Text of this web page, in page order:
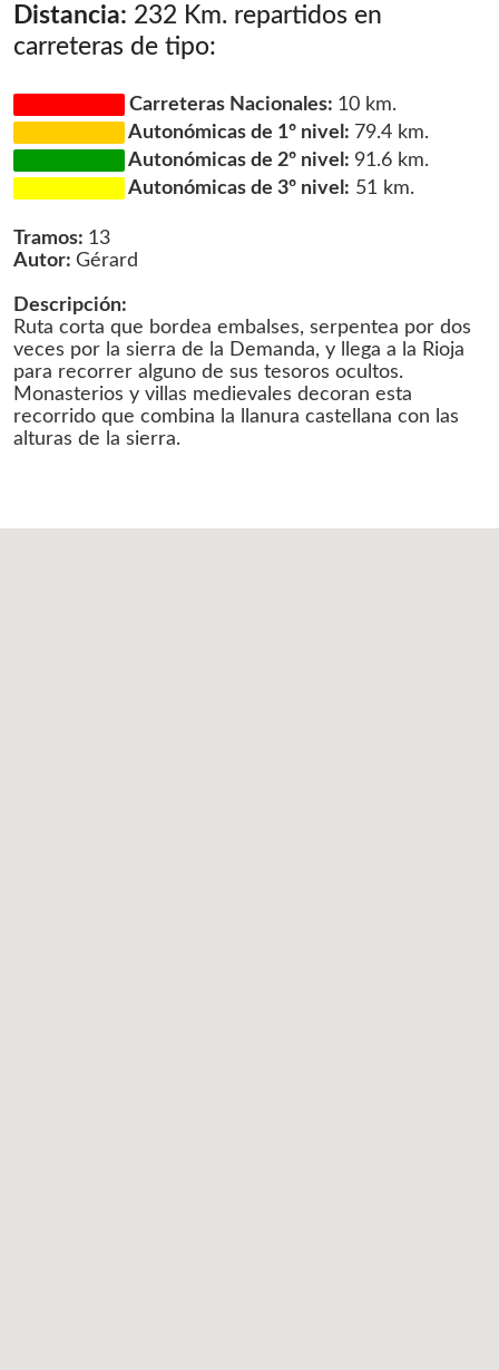
Distancia: 232 Km. repartidos en
carreteras de tipo:
Carreteras Nacionales: 10 km.
Autonómicas de 1º nivel: 79.4 km.
Autonómicas de 2º nivel: 91.6 km.
Autonómicas de 3º nivel: 51 km.
Tramos: 13
Autor: Gérard
Descripción:
Ruta corta que bordea embalses, serpentea por dos
veces por la sierra de la Demanda, y llega a la Rioja
para recorrer alguno de sus tesoros ocultos.
Monasterios y villas medievales decoran esta
recorrido que combina la llanura castellana con las
alturas de la sierra.